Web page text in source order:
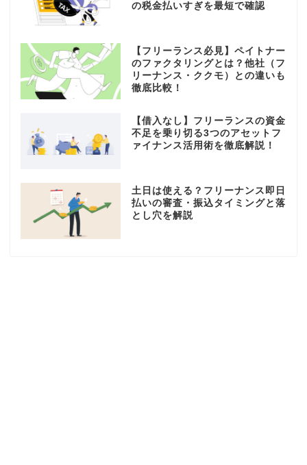
の税金払いすぎを最短で確認
【フリーランス必見】ペイトナー
のファクタリングとは？他社（フ
リーナンス・ククモ）との違いも
徹底比較！
【借入なし】フリーランスの資金
不足を乗り切る3つのアセットフ
ァイナンス活用術を徹底解説！
土日は使える？フリーナンス即日
払いの審査・振込タイミングと落
とし穴を解説